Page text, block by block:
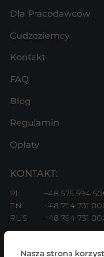
Dla Pracodawców
Cudzoziemcy
Kontakt
FAQ
Blog
Regulamin
Opłaty
KONTAKT:
PL
+48 575 594
EN
+48 794 731
RUS
+48 794 731
Nasza strona